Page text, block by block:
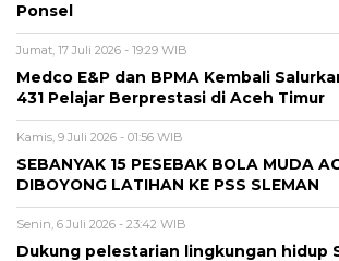
Ponsel
Jumat, 17 Juli 2026 - 19:29 WIB
Medco E&P dan BPMA Kembali
431 Pelajar Berprestasi di Aceh Timur
Kamis, 9 Juli 2026 - 01:56 WIB
SEBANYAK 15 PESEBAK BOLA MUDA
DIBOYONG LATIHAN KE PSS SLEMAN
Senin, 6 Juli 2026 - 23:42 WIB
Dukung pelestarian lingkungan hidup